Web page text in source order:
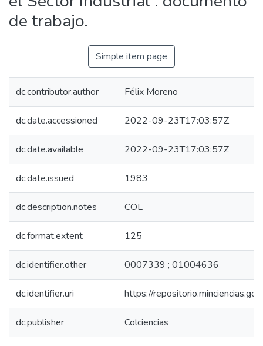
de trabajo.
Simple item page
dc.contributor.author Félix Moreno
dc.date.accessioned 2022-09-23T17:03:57Z
dc.date.available 2022-09-23T17:03:57Z
dc.date.issued 1983
dc.description.notes COL
dc.format.extent 125
dc.identifier.other 0007339 ; 01004636
dc.identifier.uri https://
dc.publisher Colciencias